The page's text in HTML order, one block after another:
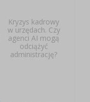
Kryzys kadrowy
w urzędach. Czy
agenci AI mogą
odciążyć
administrację?